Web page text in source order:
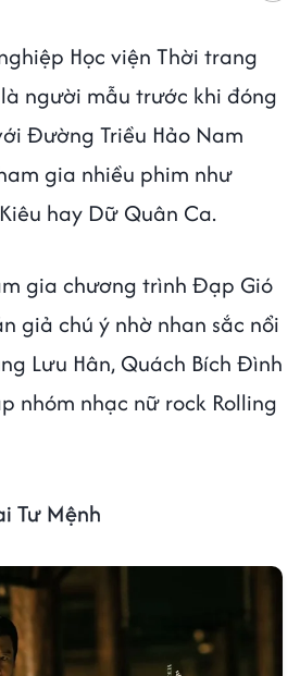
Học viện Thời trang
người mẫu trước khi đóng
Đường Triều Hảo Nam
gia nhiều phim như
hay Dữ Quân Ca.
gia chương trình Đạp Gió
giả chú ý nhờ nhan sắc nổi
Lưu Hân, Quách Bích Đình
nhóm nhạc nữ rock Rolling
Tư Mệnh